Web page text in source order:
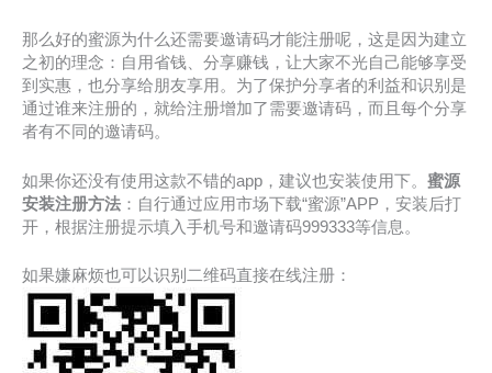
那么好的蜜源为什么还需要邀请码才能注册呢，这是因为建立
之初的理念：自用省钱、分享赚钱，让大家不光自己能够享受
到实惠，也分享给朋友享用。为了保护分享者的利益和识别是
通过谁来注册的，就给注册增加了需要邀请码，而且每个分享
者有不同的邀请码。
如果你还没有使用这款不错的app，建议也安装使用下。 蜜源
安装注册方法 ：自行通过应用市场下载“蜜源”APP，安装后打
开，根据注册提示填入手机号和邀请码999333等信息。
如果嫌麻烦也可以识别二维码直接在线注册：